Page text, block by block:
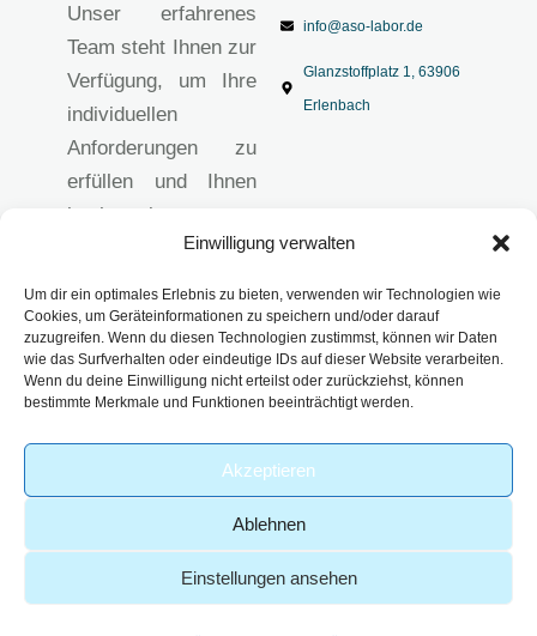
Einwilligung verwalten
Um dir ein optimales Erlebnis zu bieten, verwenden wir Technologien wie
Cookies, um Geräteinformationen zu speichern und/oder darauf
zuzugreifen. Wenn du diesen Technologien zustimmst, können wir Daten
wie das Surfverhalten oder eindeutige IDs auf dieser Website verarbeiten.
Wenn du deine Einwilligung nicht erteilst oder zurückziehst, können
bestimmte Merkmale und Funktionen beeinträchtigt werden.
Akzeptieren
Ablehnen
Einstellungen ansehen
Unser erfahrenes
Team steht Ihnen zur
Verfügung, um Ihre
individuellen
Anforderungen zu
erfüllen und Ihnen
hochwertige
anzubieten.
Impressum
Datenschutzerklärun
AGB
info@aso-labor.de
Glanzstoffplatz 1, 63906
Erlenbach
© 2026 – Analytik Service
| Part of
-Webdesign von